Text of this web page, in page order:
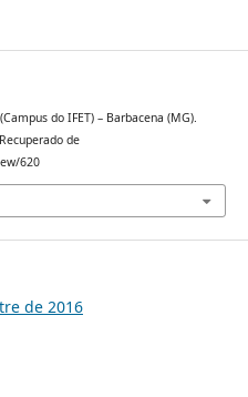
do IFET) – Barbacena (MG).
de
620
de 2016